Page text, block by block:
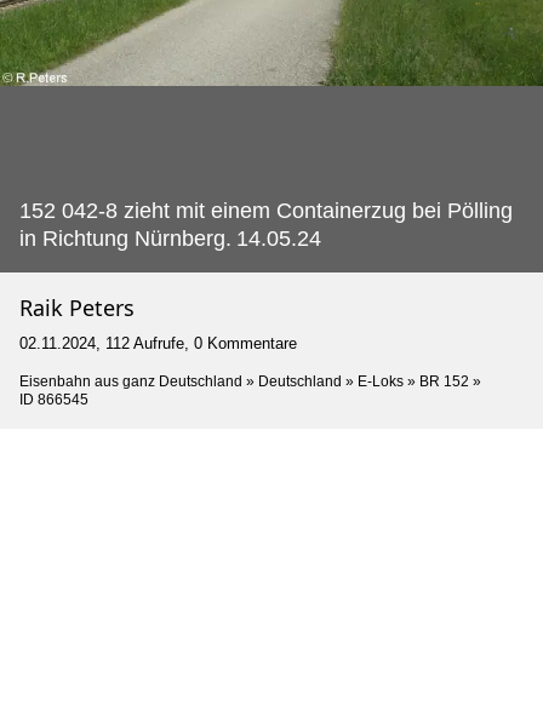
152 042-8 zieht mit einem Containerzug bei Pölling
in Richtung Nürnberg. 14.05.24
Raik Peters
02.11.2024, 112 Aufrufe, 0 Kommentare
Eisenbahn aus ganz Deutschland » Deutschland » E-Loks » BR 152 »
ID 866545